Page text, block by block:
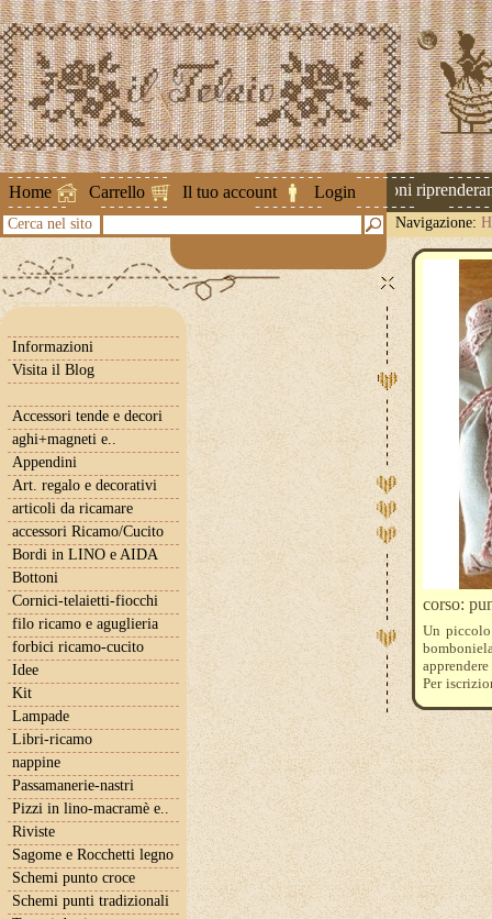
Home Carrello Il tuo account Login
Attenzione ! Le spedizioni
Cerca nel sito Navigazione:
Informazioni
Visita il Blog
Accessori tende e decori
aghi+magneti e..
Appendini
Art. regalo e decorativi
articoli da ricamare
accessori Ricamo/Cucito
Bordi in LINO e AIDA
Bottoni
Cornici-telaietti-fiocchi
filo ricamo e aguglieria
forbici ricamo-cucito
Idee
Kit
Lampade
Libri-ricamo
nappine
Passamanerie-nastri
Pizzi in lino-macramè e..
Riviste
Sagome e Rocchetti legno
Schemi punto croce
Schemi punti tradizionali
corso:
Un
Per
I corsi
di un
Il costo